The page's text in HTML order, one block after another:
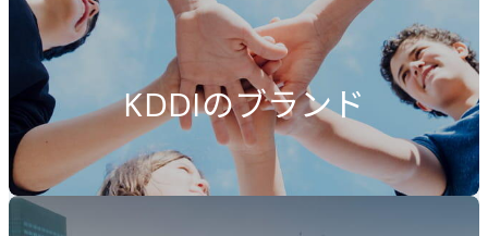
KDDIのブランド